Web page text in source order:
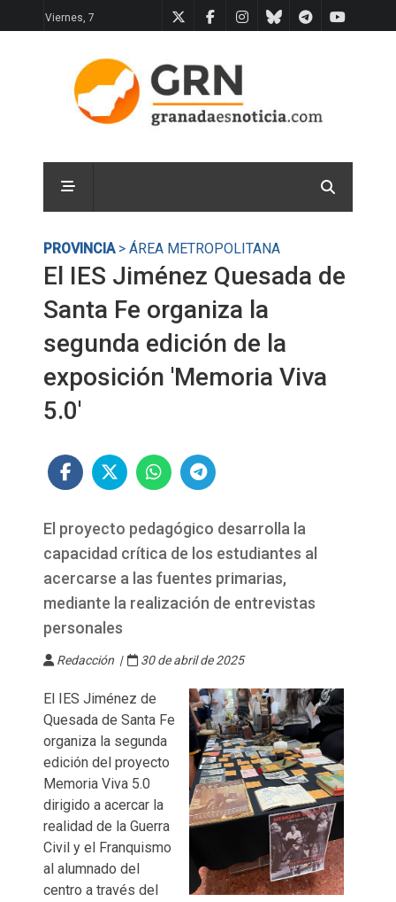
Viernes, 7
PROVINCIA> ÁREA METROPOLITANA
El IES Jiménez Quesada de
Santa Fe organiza la
segunda edición de la
exposición 'Memoria Viva
5.0'
El proyecto pedagógico desarrolla la
capacidad crítica de los estudiantes al
acercarse a las fuentes primarias,
mediante la realización de entrevistas
personales
Redacción | 30 de abril de 2025
El IES Jiménez de
Quesada de Santa Fe
organiza la segunda
edición del proyecto
Memoria Viva 5.0
dirigido a acercar la
realidad de la Guerra
Civil y el Franquismo
al alumnado del
centro a través del